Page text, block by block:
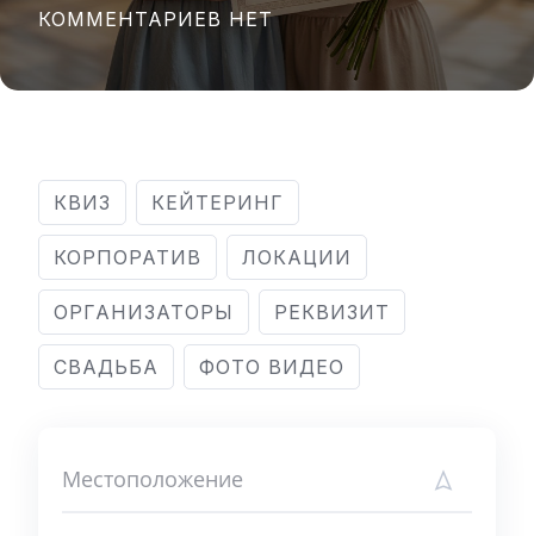
КОММЕНТАРИЕВ НЕТ
КВИЗ КЕЙТЕРИНГ
КОРПОРАТИВ ЛОКАЦИИ
ОРГАНИЗАТОРЫ РЕКВИЗИТ
СВАДЬБА ФОТО ВИДЕО